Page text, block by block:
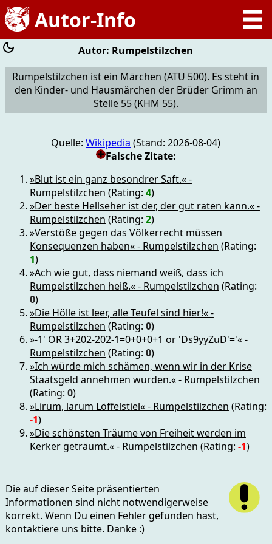
Autor: Rumpelstilzchen
Rumpelstilzchen ist ein Märchen (ATU 500). Es steht in
den Kinder- und Hausmärchen der Brüder Grimm an
Stelle 55 (KHM 55).
Quelle:Wikipedia (Stand: 2026-08-04)
Falsche Zitate:
»Blut ist ein ganz besondrer Saft.« -
Rumpelstilzchen (Rating: 4)
»Der beste Hellseher ist der, der gut raten kann.« -
Rumpelstilzchen (Rating: 2)
»Verstöße gegen das Völkerrecht müssen
Konsequenzen haben« - Rumpelstilzchen (Rating:
1)
»Ach wie gut, dass niemand weiß, dass ich
Rumpelstilzchen heiß.« - Rumpelstilzchen (Rating:
0)
»Die Hölle ist leer, alle Teufel sind hier!« -
Rumpelstilzchen (Rating: 0)
»-1' OR 3+202-202-1=0+0+0+1 or 'Ds9yyZuD'='« -
Rumpelstilzchen (Rating: 0)
»Ich würde mich schämen, wenn wir in der Krise
Staatsgeld annehmen würden.« - Rumpelstilzchen
(Rating: 0)
»Lirum, larum Löffelstiel« - Rumpelstilzchen (Rating:
-1)
»Die schönsten Träume von Freiheit werden im
Kerker geträumt.« - Rumpelstilzchen (Rating: -1)
Die auf dieser Seite präsentierten
Informationen sind nicht notwendigerweise
korrekt. Wenn Du einen Fehler gefunden hast,
kontaktiere uns bitte. Danke :)